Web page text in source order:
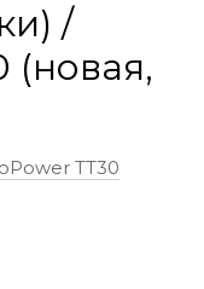
/
(новая,
TT30